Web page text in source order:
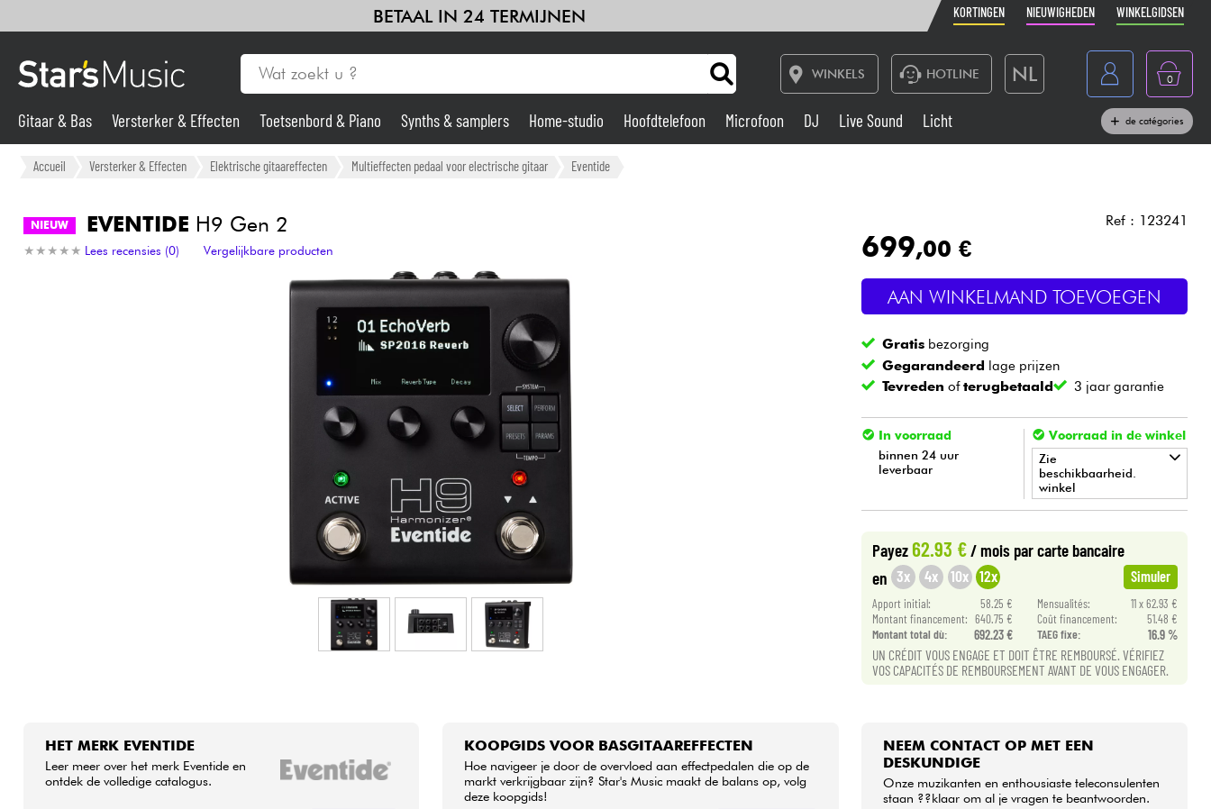
BETAAL IN 24 TERMIJNEN KORTINGEN NIEUWIGHEDEN WINKELGIDSEN
WINKELS HOTLINE NL
France
Belgique
Deutschland
0
Gitaar & Bas Versterker & Effecten
Synths & samplers
Live Sound
Drums & percussie Blaasinstrument
Kinderen Kabels & toebehoren
Sets
Bekijk onze merken
Gitaar & Bas Versterker & Effecten Toetsenbord & Piano Synths & samplers Home-studio Hoofdtelefoon Microfoon DJ Live Sound Licht de catégories
Accueil Versterker & Effecten Elektrische gitaareffecten Multieffecten pedaal voor electrische gitaar Eventide
NIEUW EVENTIDE H9 Gen 2
★ ★ ★ ★ ★
★ ★ ★ ★ ★ Lees recensies (0) Vergelijkbare producten
Ref : 123241
699,00 €
AAN WINKELMAND TOEVOEGEN
Gratis bezorging
Gegarandeerd lage prijzen
Tevreden ofterugbetaald 3 jaar garantie
In voorraad
binnen 24 uur
leverbaar
Voorraad in de winkel
Zie
beschikbaarheid.
winkel
• Star BORDEAUX
• Star MusicBRUXELLES
• Star'SMusicLILLE
•
Payez62.93 €/ mois par carte bancaire
en 3x 4x 10x 12x Simuler
Apport initial: 58.25 € Mensualités:
11 x 62.93 €
Montant financement: 640.75 € Coût financement:
51.48 €
Montant total dù:
692.23 € TAEG fixe: 16.9 %
UN CRÉDIT VOUS ENGAGE ET DOIT ÊTRE REMBOURSÉ. VÉRIFIEZ
VOS CAPACITÉS DE REMBOURSEMENT AVANT DE VOUS ENGAGER.
HET MERK EVENTIDE
Leer meer over het merk Eventide en
ontdek de volledige catalogus.
KOOPGIDS VOOR BASGITAAREFFECTEN
Hoe navigeer je door de overvloed aan effectpedalen die op de
markt verkrijgbaar zijn? Star's Music maakt de balans op, volg
deze koopgids!
NEEM CONTACT OP MET EEN
DESKUNDIGE
Onze muzikanten en enthousiaste teleconsulenten
staan ??klaar om al je vragen te beantwoorden.